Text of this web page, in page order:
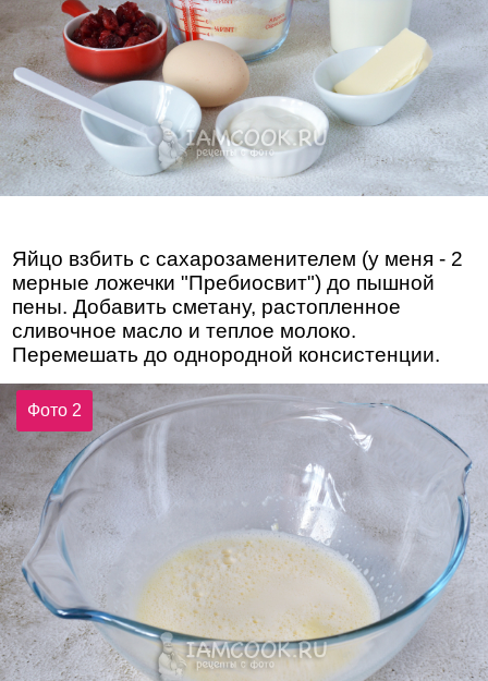
Яйцо взбить с сахарозаменителем (у меня - 2
мерные ложечки "Пребиосвит") до пышной
пены. Добавить сметану, растопленное
сливочное масло и теплое молоко.
Перемешать до однородной консистенции.
Фото 2